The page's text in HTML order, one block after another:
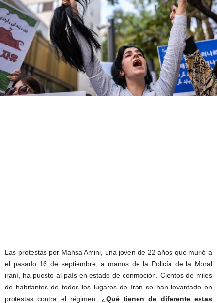
Las protestas por Mahsa Amini, una joven de 22 años que murió a
el pasado 16 de septiembre, a manos de la Policía de la Moral
iraní, ha puesto al país en estado de conmoción. Cientos de miles
de habitantes de todos los lugares de Irán se han levantado en
protestas contra el régimen. ¿Qué tienen de diferente estas